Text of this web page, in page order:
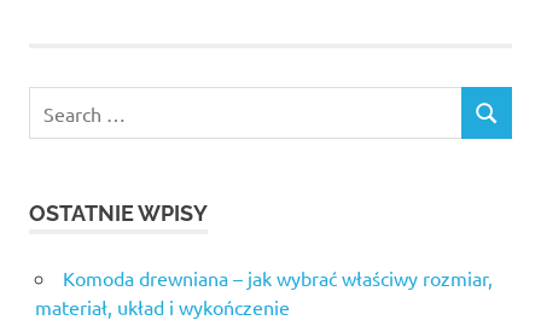
warszawa
ursynów
estetycznej
warszawa
warszawa
OSTATNIE WPISY
Komoda drewniana – jak wybrać właściwy rozmiar,
materiał, układ i wykończenie